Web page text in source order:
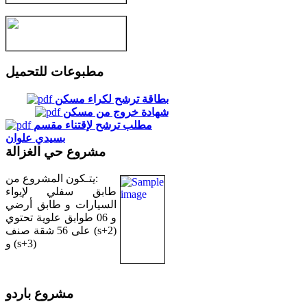
مطبوعات للتحميل
بطاقة ترشح لكراء مسكن
شهادة خروج من مسكن
مطلب ترشح لإقتناء مقسم
بسيدي علوان
مشروع حي الغزالة
يتـكون المشروع من:
طابق سفلي لإيواء
السيارات و طابق أرضي
و 06 طوابق علوية تحتوي
على 56 شقة صنف (s+2)
و (s+3)
مشروع باردو